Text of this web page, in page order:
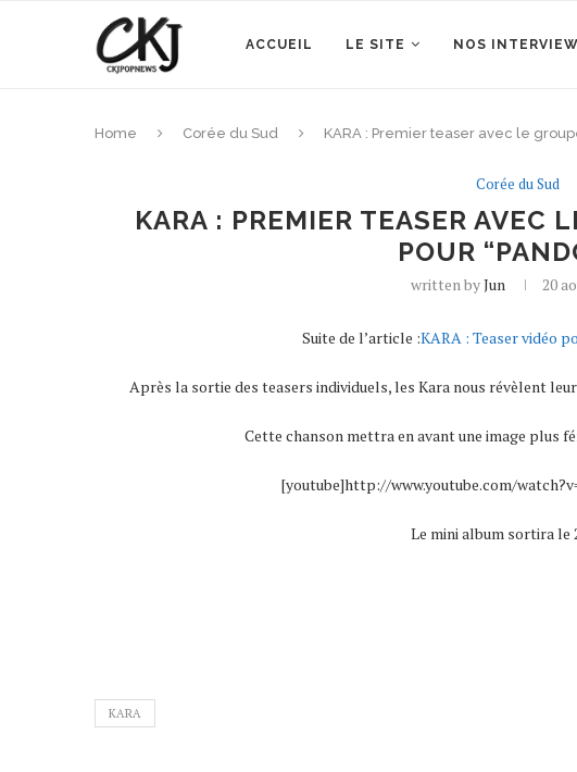
ACCUEIL LE SITE NOS
Home Corée du Sud KARA : Premier teaser avec le
Corée du Sud
KARA : PREMIER TEASER AVEC
POUR
written byJun 20
Suite de l’article :KARA : Teaser vidéo
Après la sortie des teasers individuels, les Kara nous révèlent
Cette chanson mettra en avant une image plus
[youtube]http://www.youtube.com/
Le mini album sortira le
KARA